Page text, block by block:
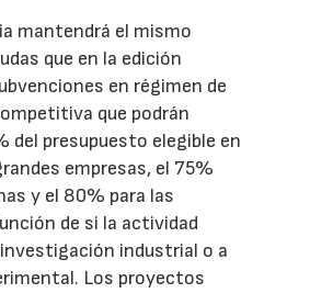
mantendrá el mismo
que en la edición
en régimen de
que podrán
del presupuesto elegible en
empresas, el 75%
y el 80% para las
de si la actividad
industrial o a
Los proyectos